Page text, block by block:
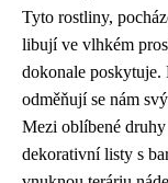
Tyto rostliny,
libují ve vlhkém
dokonale
odměňují se nám
Mezi oblíbené
dekorativní listy s